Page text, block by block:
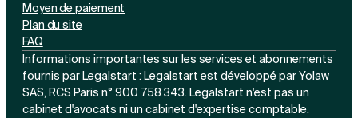
Moyen de paiement
Plan du site
FAQ
Informations importantes sur les services et abonnements
fournis par Legalstart : Legalstart est développé par Yolaw
SAS, RCS Paris n° 900 758 343. Legalstart n'est pas un
cabinet d'avocats ni un cabinet d'expertise comptable.